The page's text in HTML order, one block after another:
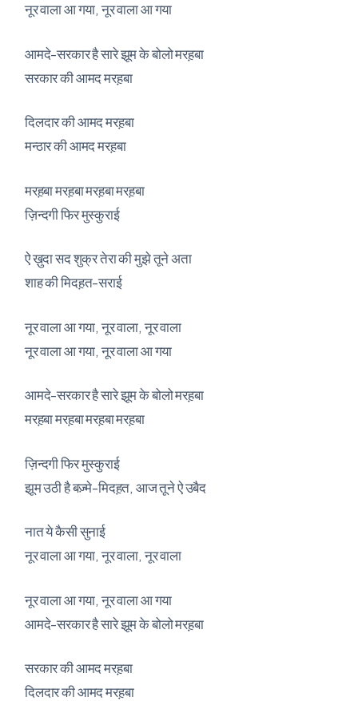
नूर वाला आ गया, नूर वाला आ गया
आमदे-सरकार है सारे झूम के बोलो मरह़बा
सरकार की आमद मरह़बा
दिलदार की आमद मरह़बा
मन्ठार की आमद मरह़बा
मरह़बा मरह़बा मरह़बा मरह़बा
ज़िन्दगी फिर मुस्कुराई
ऐ ख़ुदा सद शुक्र तेरा की मुझे तूने अता
शाह की मिदह़त-सराई
नूर वाला आ गया, नूर वाला, नूर वाला
नूर वाला आ गया, नूर वाला आ गया
आमदे-सरकार है सारे झूम के बोलो मरह़बा
मरह़बा मरह़बा मरह़बा मरह़बा
ज़िन्दगी फिर मुस्कुराई
झूम उठी है बज़्मे-मिदह़त, आज तूने ऐ उबैद
नात ये कैसी सुनाई
नूर वाला आ गया, नूर वाला, नूर वाला
नूर वाला आ गया, नूर वाला आ गया
आमदे-सरकार है सारे झूम के बोलो मरह़बा
सरकार की आमद मरह़बा
दिलदार की आमद मरह़बा